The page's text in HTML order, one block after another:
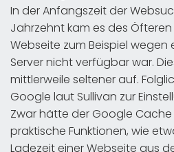
In der Anfangszeit der
Jahrzehnt kam es des
Webseite zum Beispiel wegen
Server nicht verfügbar war.
mittlerweile seltener auf.
Google laut Sullivan zur
Zwar hätte der Google
praktische Funktionen, wie
Ladezeit einer Webseite aus